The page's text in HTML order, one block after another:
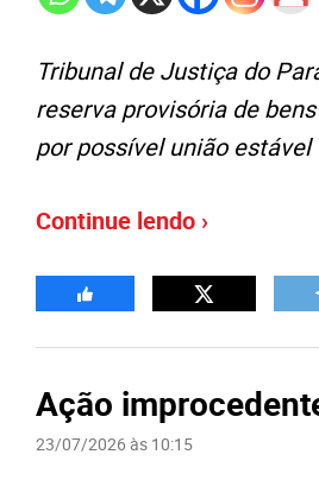
Tribunal de Justiça do
reserva provisória de
por possível união estável
Continue lendo ›
Ação
23/07/2026 às 10:15